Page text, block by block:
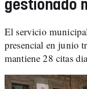
gestionado
El servicio
presencial en junio
mantiene 28 citas